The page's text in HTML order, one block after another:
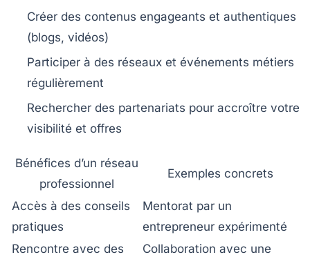
Créer des contenus engageants et authentiques
(blogs, vidéos)
Participer à des réseaux et événements métiers
régulièrement
Rechercher des partenariats pour accroître votre
visibilité et offres
Bénéfices d’un réseau
professionnel
Exemples concrets
Accès à des conseils
pratiques
Mentorat par un
entrepreneur expérimenté
Rencontre avec des
Collaboration avec une